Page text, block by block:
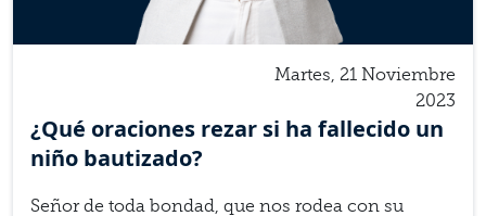
Martes, 21 Noviembre
2023
¿Qué ora­ciones rezar si ha fal­l­e­cido un
niño bau­ti­zado?
Señor de toda bon­dad, que nos rodea con su